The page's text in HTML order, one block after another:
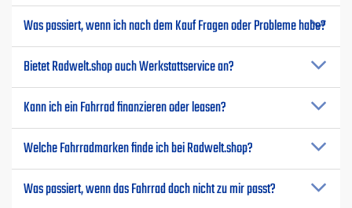
Was passiert, wenn ich nach dem Kauf Fragen oder Probleme habe?
Bietet Radwelt.shop auch Werkstattservice an?
Kann ich ein Fahrrad finanzieren oder leasen?
Welche Fahrradmarken finde ich bei Radwelt.shop?
Was passiert, wenn das Fahrrad doch nicht zu mir passt?